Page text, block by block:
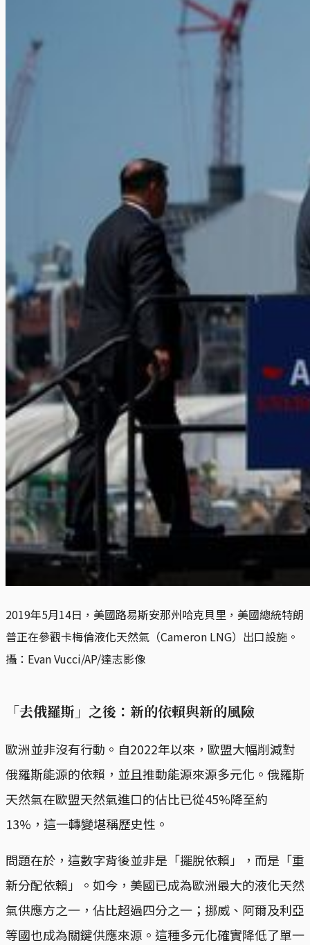
2019年5月14日，美國路易斯安那州哈克貝里，美國總統特朗
普正在參觀卡梅倫液化天然氣（Cameron LNG）出口設施。
攝：Evan Vucci/AP/達志影像
「去俄羅斯」之後：新的依賴與新的風險
歐洲並非沒有行動。自2022年以來，歐盟大幅削減對
俄羅斯能源的依賴，並且推動能源來源多元化。俄羅斯
天然氣在歐盟天然氣進口的佔比已從45%降至約
13%，這一轉變堪稱歷史性。
問題在於，這數字背後並非是「擺脫依賴」，而是「重
新分配依賴」。如今，美國已成為歐洲最大的液化天然
氣供應方之一，佔比超過四分之一；挪威、阿爾及利亞
等國也成為關鍵供應來源。這種多元化確實降低了單一